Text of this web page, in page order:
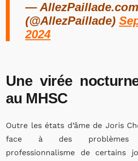
— AllezPaillade.com
(@AllezPaillade)
2024
Une virée
au MHSC
Outre les états d’âme de Joris
face à des problèmes
professionnalisme de certains